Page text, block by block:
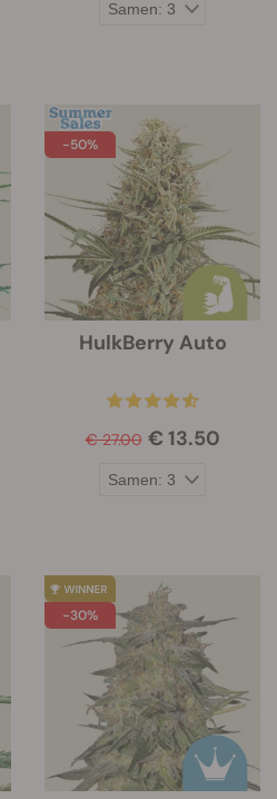
-50%
HulkBerry Auto
€ 27.00 € 13.50
-30%